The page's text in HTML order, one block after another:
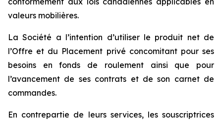
valeurs mobilières.
La Société a l’intention d’utiliser le produit net de
l’Offre et du Placement privé concomitant pour ses
besoins en fonds de roulement ainsi que pour
l’avancement de ses contrats et de son carnet de
commandes.
En contrepartie de leurs services, les souscriptrices